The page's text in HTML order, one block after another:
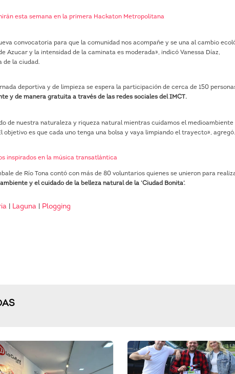
esta semana en la primera Hackaton Metropolitana
convocatoria para que la comunidad nos acompañe y se una al cambio
Azucar y la intensidad de la caminata es moderada», indicó Vanessa Díaz,
de la ciudad.
deportiva y de limpieza se espera la participación de cerca de 150
y de manera gratuita a través de las redes sociales del IMCT.
de nuestra naturaleza y riqueza natural mientras cuidamos el medioambiente
es que cada uno tenga una bolsa y vaya limpiando el trayecto», agregó.
inspirados en la música transatlántica
de Río Tona contó con más de 80 voluntarios quienes se unieron para
y el cuidado de la belleza natural de la ‘Ciudad Bonita’.
Laguna Plogging